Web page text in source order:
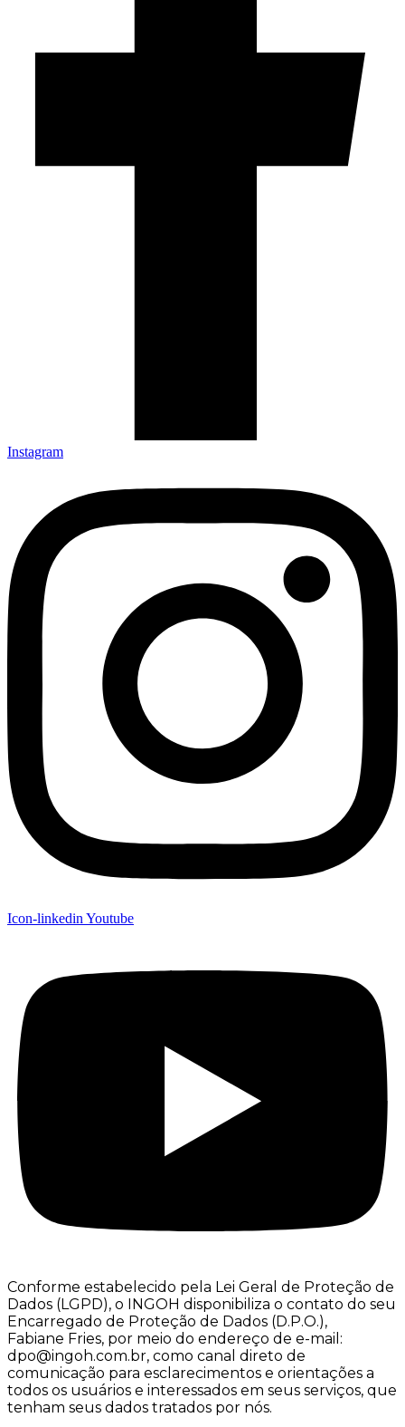
Instagram
Icon-linkedin Youtube
Conforme estabelecido pela Lei Geral de Proteção de
Dados (LGPD), o INGOH disponibiliza o contato do seu
Encarregado de Proteção de Dados (D.P.O.),
Fabiane Fries, por meio do endereço de e-mail:
dpo@ingoh.com.br, como canal direto de
comunicação para esclarecimentos e orientações a
todos os usuários e interessados em seus serviços, que
tenham seus dados tratados por nós.